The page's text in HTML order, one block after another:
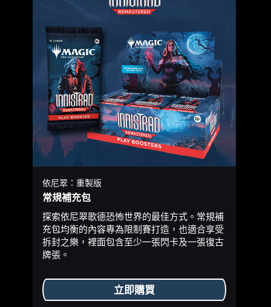
依尼翠：重製版
常規補充包
探索依尼翠歌德恐怖世界的最佳方式。常規補
充包均衡的內容專為限制賽打造，也適合享受
拆封之樂，裡面包含至少一張閃卡及一張復古
牌張。
立即購買